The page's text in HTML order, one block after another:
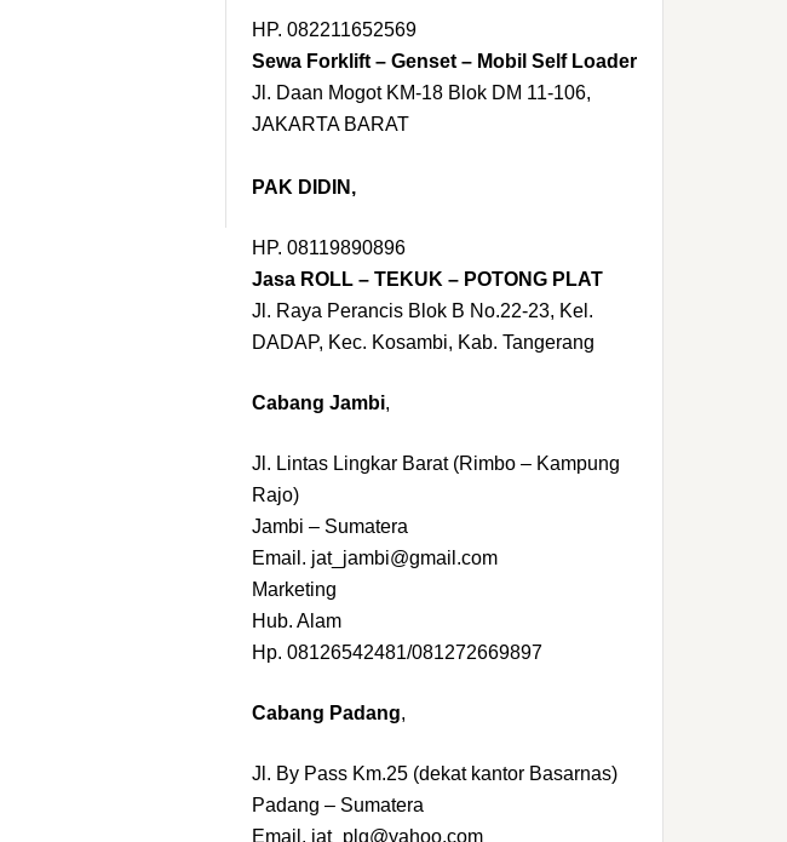
HP. 082211652569
Sewa Forklift – Genset – Mobil Self Loader
Jl. Daan Mogot KM-18 Blok DM 11-106,
JAKARTA BARAT
PAK DIDIN,
HP. 08119890896
Jasa ROLL – TEKUK – POTONG PLAT
Jl. Raya Perancis Blok B No.22-23, Kel.
DADAP, Kec. Kosambi, Kab. Tangerang
Cabang Jambi,
Jl. Lintas Lingkar Barat (Rimbo – Kampung
Rajo)
Jambi – Sumatera
Email. jat_jambi@gmail.com
Marketing
Hub. Alam
Hp. 08126542481/081272669897
Cabang Padang,
Jl. By Pass Km.25 (dekat kantor Basarnas)
Padang – Sumatera
Email. jat_plg@yahoo.com